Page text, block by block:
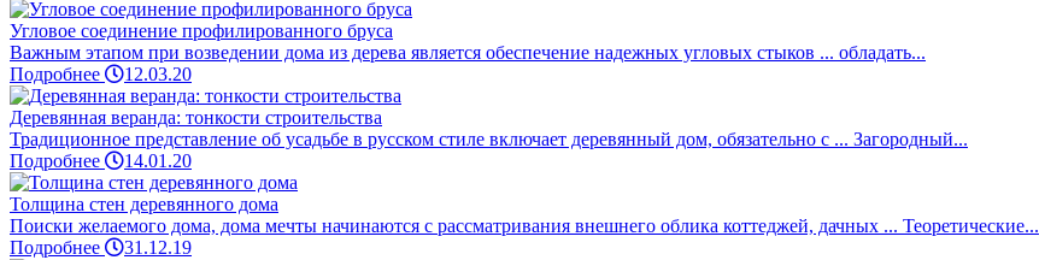
Угловое соединение профилированного бруса
Важным этапом при возведении дома из дерева является обеспечение надежных угловых стыков ... обладать...
Подробнее
12.03.20
Деревянная веранда: тонкости строительства
Традиционное представление об усадьбе в русском стиле включает деревянный дом, обязательно с ... Загородный...
Подробнее
14.01.20
Толщина стен деревянного дома
Поиски желаемого дома, дома мечты начинаются с рассматривания внешнего облика коттеджей, дачных ... Теоретические...
Подробнее
31.12.19